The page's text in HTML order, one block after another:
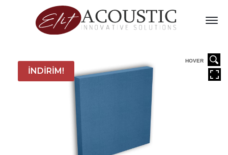
İNDIRIM!
HOVER